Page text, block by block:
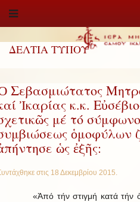
ΔΕΛΤΙΑ ΤΥΠΟΥ
Σεβασμιώτατος
Ἰκαρίας κ.κ.
μέ τό
ὁμοφύλων
ὡς ἐξῆς:
στις 18 Δεκεμβρίου 2015.
«Ἀπό τήν στιγμή κατά τήν